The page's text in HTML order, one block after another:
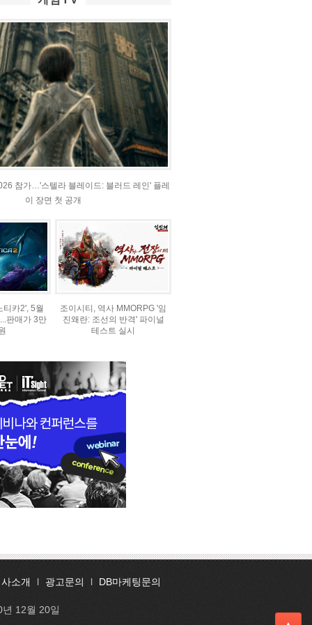
참가…'스텔라 블레이드: 블러드 레인' 플레
이 장면 첫 공개
티카2', 5월
판매가 3만
조이시티, 역사 MMORPG '임
진왜란: 조선의 반격' 파이널
테스트 실시
소개 l 광고문의 l DB마케팅문의
12월 20일